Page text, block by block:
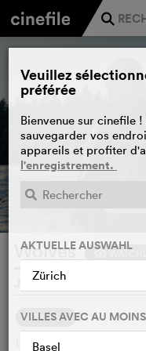
j
Wolves
JONAS ULRICH,
SYNOPSIS
Luana, 23 ans, rêve de
Veuillez
préférée
Bienvenue sur cinefile
sauvegarder vos
appareils et profiter
l'enregistrement.
AKTUELLE AUSWAHL
Zürich
VILLES AVEC AU
Basel